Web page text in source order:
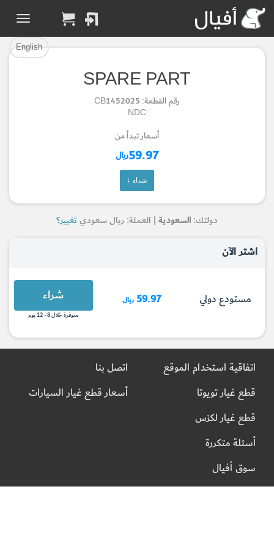
English
SPARE PART
رقم القطعة: CB1452025
NDC
أسعار تبدأ من
59.97ريال
شراء ↓
دولتك: السعودية | العملة: ريال سعوديتغيير؟
اشتر الآن
مستودع دولي 59.97 ريال شراء
متوفرة خلال 8 - 12 يوم
تم إضافة القطعة بنجاح.
الرجوع لصفحة البحث
Part Successfully
Selected
Return to Search Page
تم إضافة القطعة للسلة بنجاح.
إتمام عملية الشراء
Part Added to Cart
Checkout
اتفاقية استخدام الموقع
قطع غيار تويوتا
قطع غيار لكزس
أسئلة متكررة
سوق أفيال
اتصل بنا
أسعار قطع غيار السيارات